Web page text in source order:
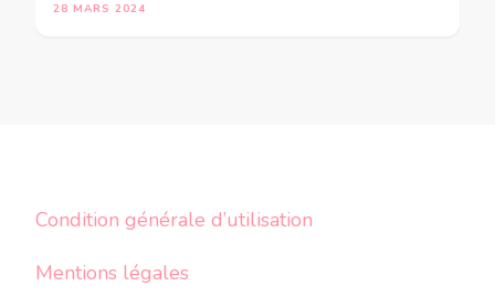
28 MARS 2024
Condition générale d’utilisation
Mentions légales